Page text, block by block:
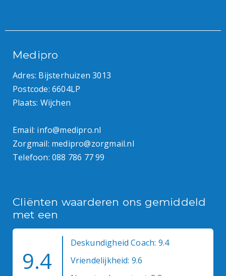
Medipro
Adres: Bijsterhuizen 3013
Postcode: 6604LP
Plaats: Wijchen
Email: info@medipro.nl
Zorgmail: medipro@zorgmail.nl
Telefoon: 088 786 77 99
Cliënten waarderen ons gemiddeld
met een
9.4
Deskundigheid Coach: 9.4
Vriendelijkheid: 9.6